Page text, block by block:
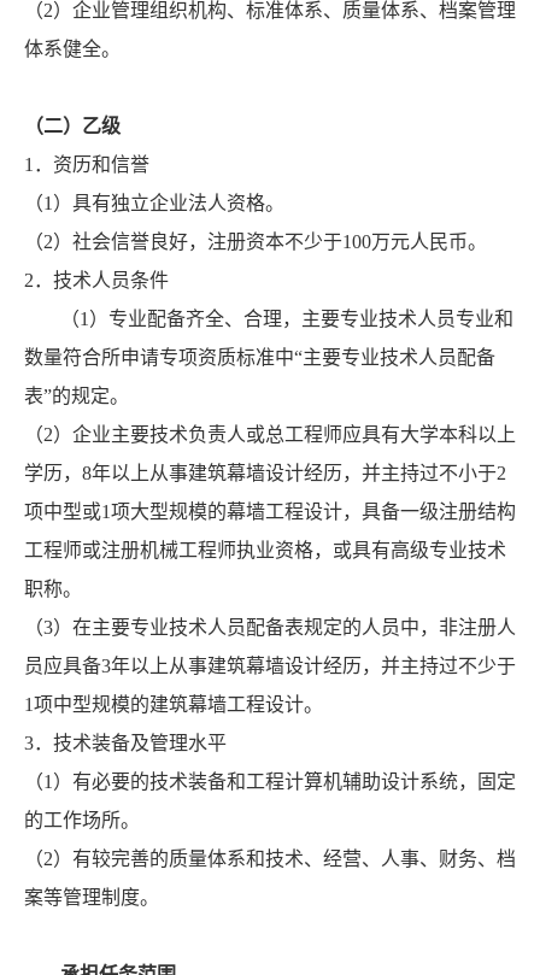
（2）企业管理组织机构、标准体系、质量体系、档案管理
体系健全。
（二）乙级
1．资历和信誉
（1）具有独立企业法人资格。
（2）社会信誉良好，注册资本不少于100万元人民币。
2．技术人员条件
（1）专业配备齐全、合理，主要专业技术人员专业和
数量符合所申请专项资质标准中“主要专业技术人员配备
表”的规定。
（2）企业主要技术负责人或总工程师应具有大学本科以上
学历，8年以上从事建筑幕墙设计经历，并主持过不小于2
项中型或1项大型规模的幕墙工程设计，具备一级注册结构
工程师或注册机械工程师执业资格，或具有高级专业技术
职称。
（3）在主要专业技术人员配备表规定的人员中，非注册人
员应具备3年以上从事建筑幕墙设计经历，并主持过不少于
1项中型规模的建筑幕墙工程设计。
3．技术装备及管理水平
（1）有必要的技术装备和工程计算机辅助设计系统，固定
的工作场所。
（2）有较完善的质量体系和技术、经营、人事、财务、档
案等管理制度。